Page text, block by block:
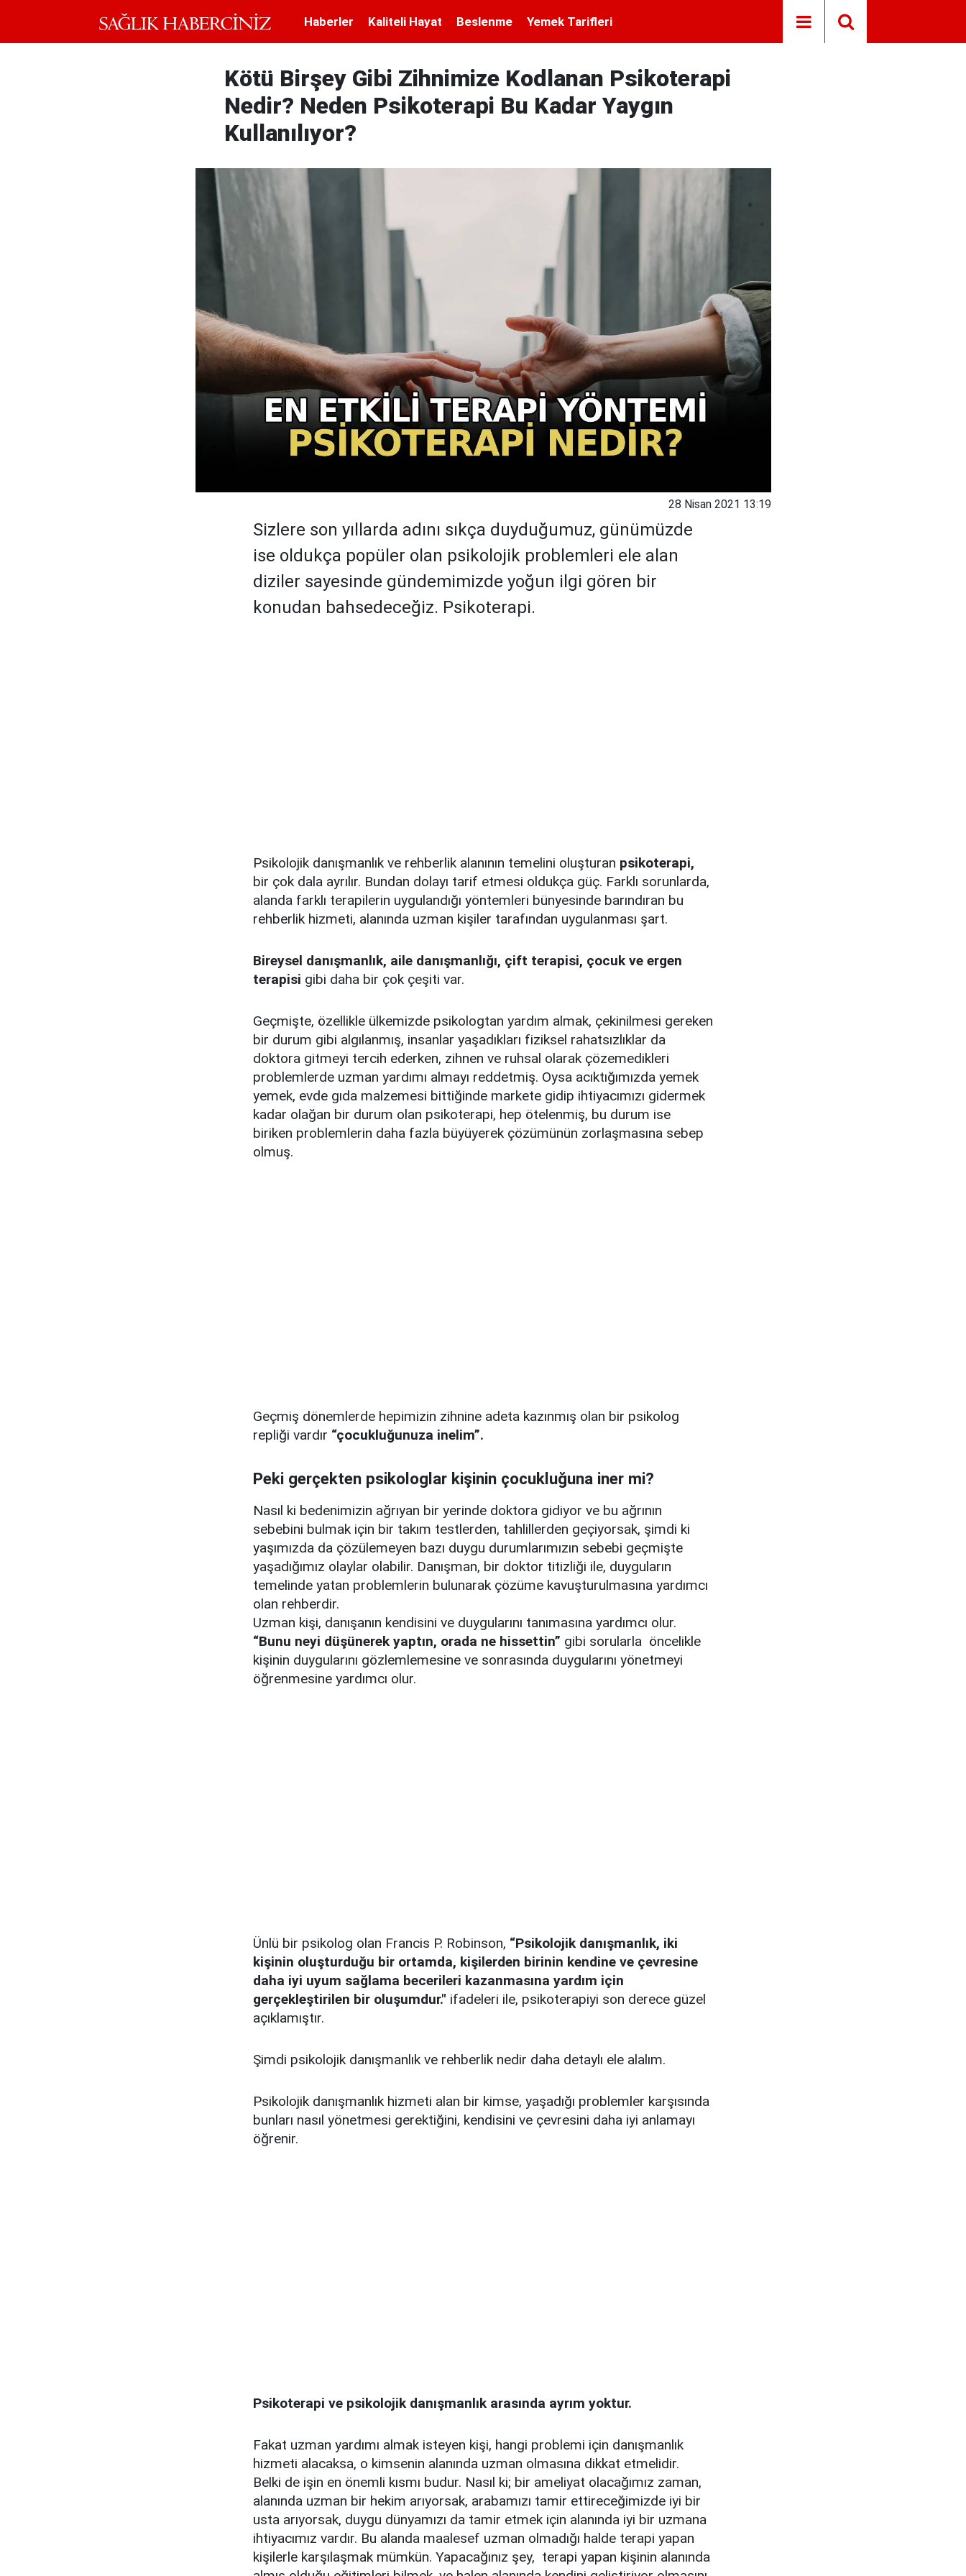
Haberler Kaliteli Hayat Beslenme Yemek Tarifleri
Kötü Birşey Gibi Zihnimize Kodlanan Psikoterapi
Nedir? Neden Psikoterapi Bu Kadar Yaygın
Kullanılıyor?
28 Nisan 2021 13:19
Sizlere son yıllarda adını sıkça duyduğumuz, günümüzde
ise oldukça popüler olan psikolojik problemleri ele alan
diziler sayesinde gündemimizde yoğun ilgi gören bir
konudan bahsedeceğiz. Psikoterapi.
Psikolojik danışmanlık ve rehberlik alanının temelini oluşturan psikoterapi,
bir çok dala ayrılır. Bundan dolayı tarif etmesi oldukça güç. Farklı sorunlarda,
alanda farklı terapilerin uygulandığı yöntemleri bünyesinde barındıran bu
rehberlik hizmeti, alanında uzman kişiler tarafından uygulanması şart.
Bireysel danışmanlık, aile danışmanlığı, çift terapisi, çocuk ve ergen
terapisi gibi daha bir çok çeşiti var.
Geçmişte, özellikle ülkemizde psikologtan yardım almak, çekinilmesi gereken
bir durum gibi algılanmış, insanlar yaşadıkları fiziksel rahatsızlıklar da
doktora gitmeyi tercih ederken, zihnen ve ruhsal olarak çözemedikleri
problemlerde uzman yardımı almayı reddetmiş. Oysa acıktığımızda yemek
yemek, evde gıda malzemesi bittiğinde markete gidip ihtiyacımızı gidermek
kadar olağan bir durum olan psikoterapi, hep ötelenmiş, bu durum ise
biriken problemlerin daha fazla büyüyerek çözümünün zorlaşmasına sebep
olmuş.
Geçmiş dönemlerde hepimizin zihnine adeta kazınmış olan bir psikolog
repliği vardır “çocukluğunuza inelim”.
Peki gerçekten psikologlar kişinin çocukluğuna iner mi?
Nasıl ki bedenimizin ağrıyan bir yerinde doktora gidiyor ve bu ağrının
sebebini bulmak için bir takım testlerden, tahlillerden geçiyorsak, şimdi ki
yaşımızda da çözülemeyen bazı duygu durumlarımızın sebebi geçmişte
yaşadığımız olaylar olabilir. Danışman, bir doktor titizliği ile, duyguların
temelinde yatan problemlerin bulunarak çözüme kavuşturulmasına yardımcı
olan rehberdir.
Uzman kişi, danışanın kendisini ve duygularını tanımasına yardımcı olur.
“Bunu neyi düşünerek yaptın, orada ne hissettin” gibi sorularla öncelikle
kişinin duygularını gözlemlemesine ve sonrasında duygularını yönetmeyi
öğrenmesine yardımcı olur.
Ünlü bir psikolog olan Francis P. Robinson, “Psikolojik danışmanlık, iki
kişinin oluşturduğu bir ortamda, kişilerden birinin kendine ve çevresine
daha iyi uyum sağlama becerileri kazanmasına yardım için
gerçekleştirilen bir oluşumdur." ifadeleri ile, psikoterapiyi son derece güzel
açıklamıştır.
Şimdi psikolojik danışmanlık ve rehberlik nedir daha detaylı ele alalım.
Psikolojik danışmanlık hizmeti alan bir kimse, yaşadığı problemler karşısında
bunları nasıl yönetmesi gerektiğini, kendisini ve çevresini daha iyi anlamayı
öğrenir.
Psikoterapi ve psikolojik danışmanlık arasında ayrım yoktur.
Fakat uzman yardımı almak isteyen kişi, hangi problemi için danışmanlık
hizmeti alacaksa, o kimsenin alanında uzman olmasına dikkat etmelidir.
Belki de işin en önemli kısmı budur. Nasıl ki; bir ameliyat olacağımız zaman,
alanında uzman bir hekim arıyorsak, arabamızı tamir ettireceğimizde iyi bir
usta arıyorsak, duygu dünyamızı da tamir etmek için alanında iyi bir uzmana
ihtiyacımız vardır. Bu alanda maalesef uzman olmadığı halde terapi yapan
kişilerle karşılaşmak mümkün. Yapacağınız şey, terapi yapan kişinin alanında